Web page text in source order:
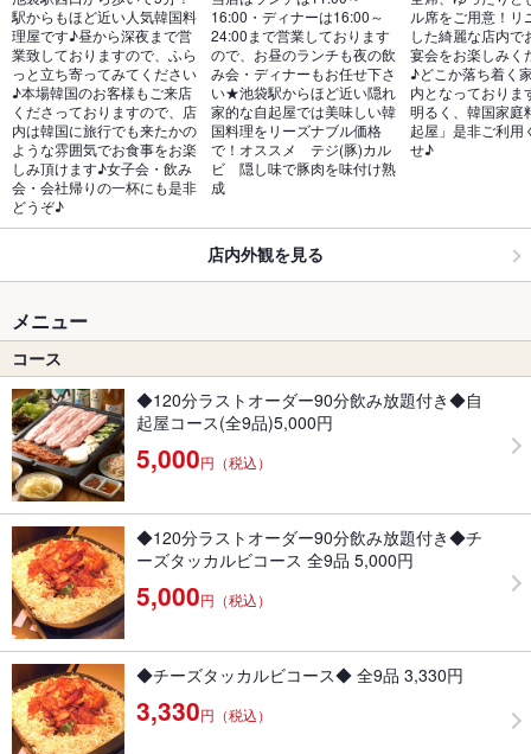
駅からもほど近い人気韓国料
理屋です♪昼から深夜まで営
業致しておりますので、ふら
っと立ち寄ってみてください
♪本場韓国のお客様もご来店
くださっておりますので、店
内は韓国に旅行でも来たかの
ような雰囲気でお食事をお楽
しみ頂けます♪女子会・飲み
会・会社帰りの一杯にも是非
どうぞ♪
16:00・ディナーは16:00～
24:00まで営業しております
ので、お昼のランチも夜の飲
み会・ディナーもお任せ下さ
い★池袋駅からほど近い隠れ
家的な自起屋では美味しい韓
国料理をリーズナブル価格
で！オススメ　テジ(豚)カル
ビ　隠し味で豚肉を味付け熟
成
ル席をご用意！リ
した綺麗な店内で
宴会をお楽しみく
♪どこか落ち着く
内となっておりま
明るく、韓国家庭
起屋」是非ご利用
せ♪
店内外観を見る
メニュー
コース
◆120分ラストオーダー90分飲み放題付き◆自
起屋コース(全9品)5,000円
5,000円（税込）
◆120分ラストオーダー90分飲み放題付き◆チ
ーズタッカルビコース 全9品 5,000円
5,000円（税込）
◆チーズタッカルビコース◆ 全9品 3,330円
3,330円（税込）